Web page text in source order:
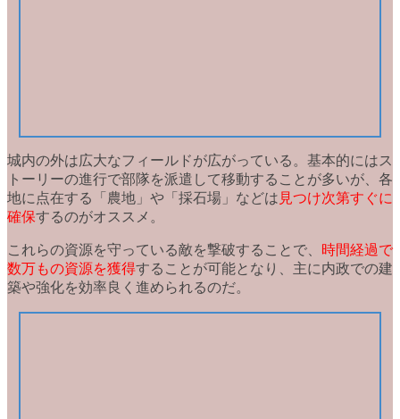
城内の外は広大なフィールドが広がっている。基本的にはス
トーリーの進行で部隊を派遣して移動することが多いが、各
地に点在する「農地」や「採石場」などは 見つけ次第すぐに
確保するのがオススメ。
これらの資源を守っている敵を撃破することで、 時間経過で
数万もの資源を獲得することが可能となり、主に内政での建
築や強化を効率良く進められるのだ。